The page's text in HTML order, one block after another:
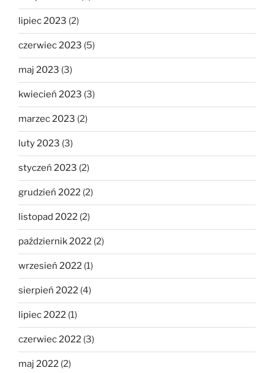
lipiec 2023 (2)
czerwiec 2023 (5)
maj 2023 (3)
kwiecień 2023 (3)
marzec 2023 (2)
luty 2023 (3)
styczeń 2023 (2)
grudzień 2022 (2)
listopad 2022 (2)
październik 2022 (2)
wrzesień 2022 (1)
sierpień 2022 (4)
lipiec 2022 (1)
czerwiec 2022 (3)
maj 2022 (2)